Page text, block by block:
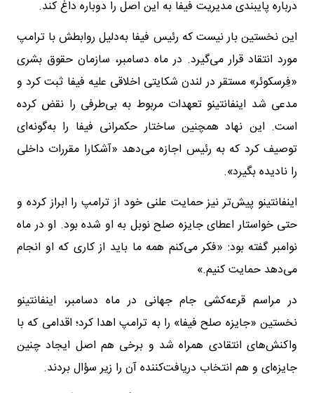
درباره پایبندی مدیریت فیفا به این اصل را دوباره داغ کند.
این نخستین بار نیست که رئیس فیفا به‌دلیل روابطش با ترامپ
مورد انتقاد قرار می‌گیرد. در ماه دسامبر، سازمان حقوق بشری
«فِرسکوئر» مستقر در لندن شکایتی اخلاقی علیه فیفا ثبت کرد و
مدعی شد اینفانتینو تعهدات مربوط به بی‌طرفی را نقض کرده
است. این نهاد همچنین ساختار حکمرانی فیفا را به‌گونه‌ای
توصیف کرد که به رئیس اجازه می‌دهد «آشکارا مقررات داخلی
را نادیده بگیرد».
اینفانتینو پیش‌تر نیز حمایت علنی خود از ترامپ را ابراز کرده و
حتی خواستار اعطای جایزه صلح نوبل به او شده بود. او در ماه
نوامبر گفته بود: «فکر می‌کنم همه ما باید از کاری که او انجام
می‌دهد حمایت کنیم.»
در مراسم قرعه‌کشی جام جهانی در ماه دسامبر، اینفانتینو
نخستین «جایزه صلح فیفا» را به ترامپ اهدا کرد؛ اقدامی که با
واکنش‌های انتقادی همراه شد و برخی هم اصل ایجاد چنین
جایزه‌ای و هم انتخاب دریافت‌کننده آن را زیر سؤال بردند.